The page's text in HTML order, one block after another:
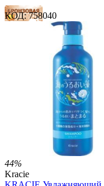
14 баллов
21 балл
35 баллов
1 486.00 Р
за 1.00 мл

КОД: 758040
44%
Kracie